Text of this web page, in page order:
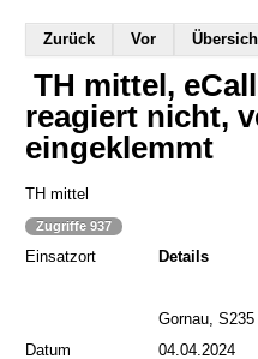
Zurück Vor
TH mittel,
reagiert nicht,
eingeklemmt
TH mittel
Zugriffe 937
Einsatzort Details
Gornau, S235
Datum
04.04.2024